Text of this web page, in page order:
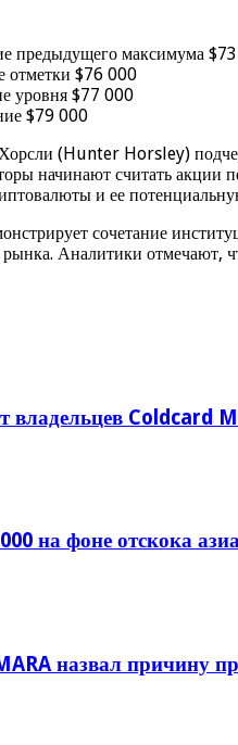
предыдущего максимума
отметки $76 000
уровня $77 000
$79 000
(Hunter Horsley)
начинают считать акции
и ее
сочетание
Аналитики отмечают,
владельцев Coldcard
на фоне отскока
назвал причину